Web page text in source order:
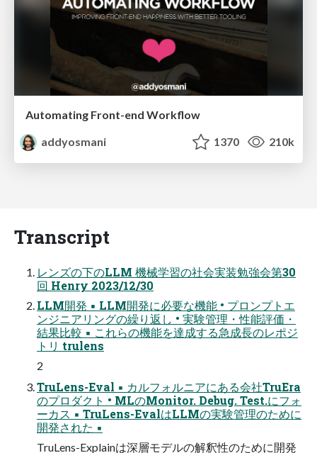
Automating Front-end Workflow
addyosmani
1370 210k
Transcript
レンズの下のLLM 機械学習の社会実装勉強会第30
回 Henry 2023/12/30
LLM開発 ▪ LLM開発に必要な機能 • プロンプトエ
ンジニアリングの繰り返し • 実験管理・性能評価・
結果比較 ▪ これらの機能を達成する急成長のレポジ
トリ trulens
2
TruLens-Eval ▪ カルフォルニアにある会社TruEra
のプロダクト • MLのMonitor. Debug. Test.にフォ
ーカス ▪ TruLens-EvalはLLMの実験管理のために
開発された ▪
TruLens-Explainは深層モデルの解釈性のために開発